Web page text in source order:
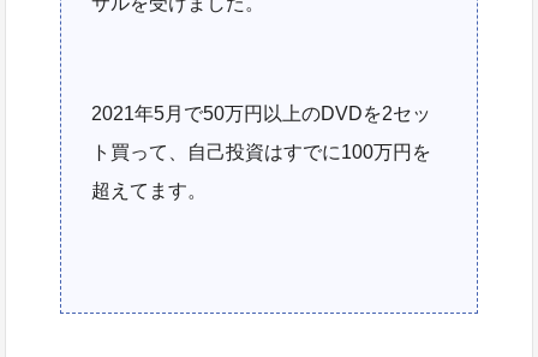
2021年5月で50万円以上のDVDを2セッ
ト買って、自己投資はすでに100万円を
超えてます。